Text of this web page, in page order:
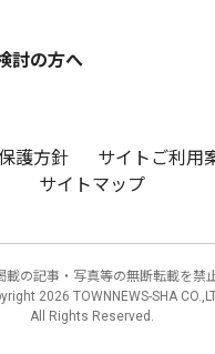
討の方へ
護方針
サイトご利用
サイトマップ
載の記事・写真等の無断転載を禁止
2026 TOWNNEWS-SHA
All Rights Reserved.